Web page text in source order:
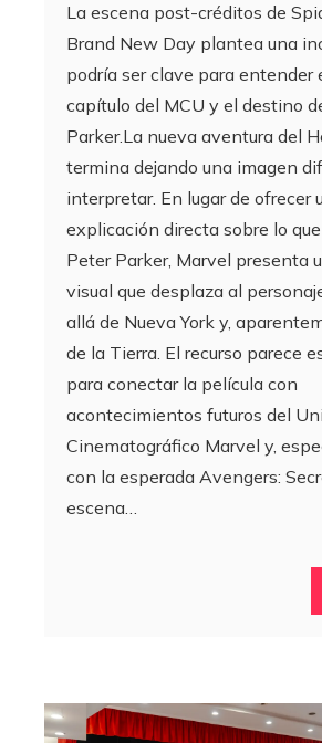
La escena post-créditos de
Brand New Day plantea una
podría ser clave para entender
capítulo del MCU y el destino
Parker.La nueva aventura del
termina dejando una imagen
interpretar. En lugar de ofrecer
explicación directa sobre lo
Peter Parker, Marvel presenta
visual que desplaza al
allá de Nueva York y,
de la Tierra. El recurso parece
para conectar la película con
acontecimientos futuros del
Cinematográfico Marvel y,
con la esperada Avengers:
escena…